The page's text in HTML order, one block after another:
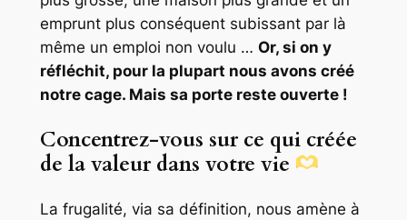
emprunt plus conséquent subissant par là
même un emploi non voulu … Or, si on y
réfléchit, pour la plupart nous avons créé
notre cage. Mais sa porte reste ouverte !
Concentrez-vous sur ce qui créée
de la valeur dans votre vie
La frugalité, via sa définition, nous amène à